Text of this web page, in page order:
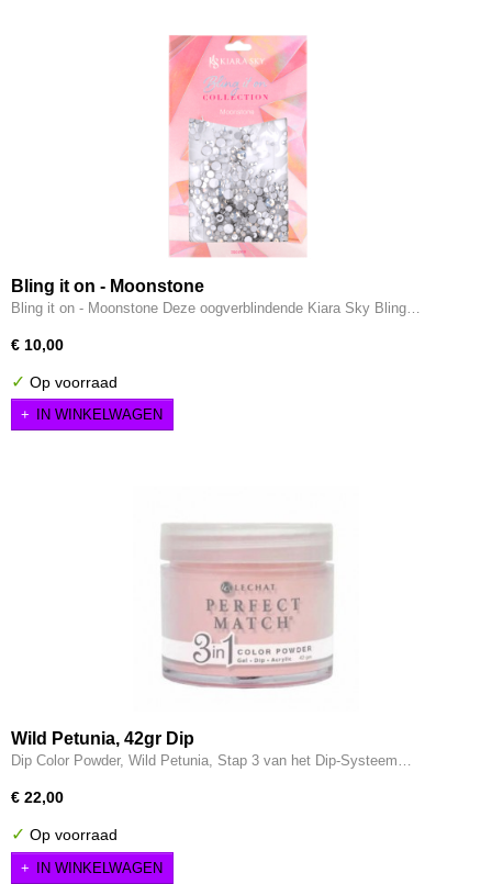
Bling it on - Moonstone
Bling it on - Moonstone Deze oogverblindende Kiara Sky Bling…
€ 10,00
✓ Op voorraad
IN WINKELWAGEN
Wild Petunia, 42gr Dip
Dip Color Powder, Wild Petunia, Stap 3 van het Dip-Systeem…
€ 22,00
✓ Op voorraad
IN WINKELWAGEN